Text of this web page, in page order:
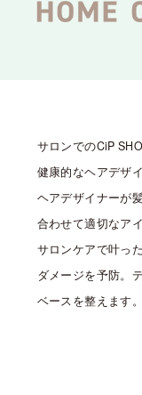
サロンでのCiP
健康的なヘアデザ
ヘアデザイナーが
合わせて適切なア
サロンケアで叶っ
ダメージを予防。
ベースを整えます。